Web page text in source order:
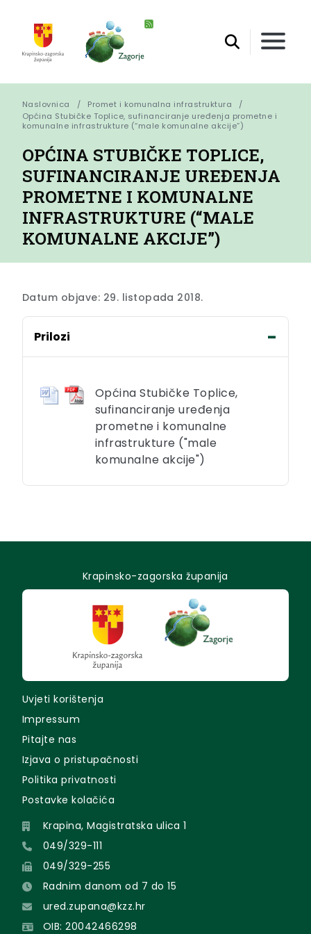
Naslovnica
Promet i komunalna infrastruktura
Općina Stubičke Toplice, sufinanciranje uređenja prometne i
komunalne infrastrukture (“male komunalne akcije”)
OPĆINA STUBIČKE TOPLICE,
SUFINANCIRANJE UREĐENJA
PROMETNE I KOMUNALNE
INFRASTRUKTURE (“MALE
KOMUNALNE AKCIJE”)
Datum objave: 29. listopada 2018.
Prilozi
Općina Stubičke Toplice,
sufinanciranje uređenja
prometne i komunalne
infrastrukture ("male
komunalne akcije")
Krapinsko-zagorska županija
Uvjeti korištenja
Impressum
Pitajte nas
Izjava o pristupačnosti
Politika privatnosti
Postavke kolačića
Krapina, Magistratska ulica 1
049/329-111
049/329-255
Radnim danom od 7 do 15
ured.zupana@kzz.hr
OIB: 20042466298